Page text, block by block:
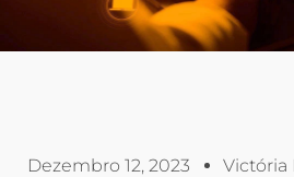
Dezembro 12, 2023 Victória